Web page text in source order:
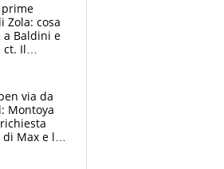
prime
Zola: cosa
a Baldini e
ct. Il
via da
Montoya
Max e lo